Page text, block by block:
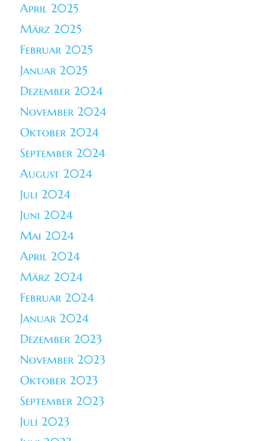
April 2025
März 2025
Februar 2025
Januar 2025
Dezember 2024
November 2024
Oktober 2024
September 2024
August 2024
Juli 2024
Juni 2024
Mai 2024
April 2024
März 2024
Februar 2024
Januar 2024
Dezember 2023
November 2023
Oktober 2023
September 2023
Juli 2023